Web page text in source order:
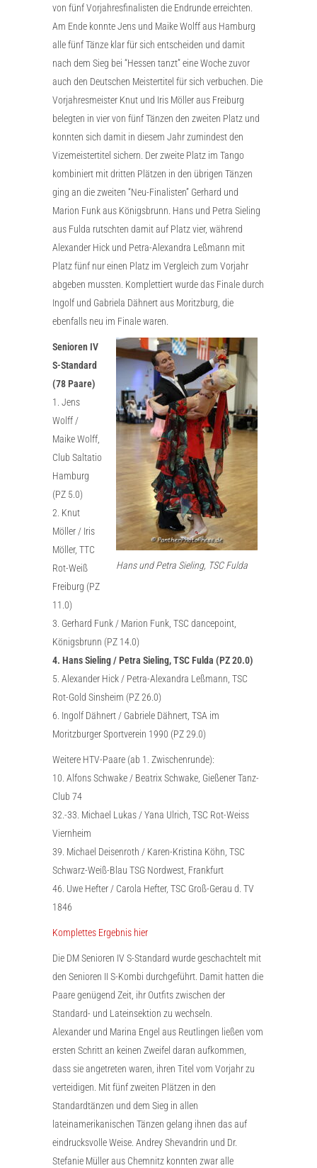
von fünf Vorjahresfinalisten die Endrunde erreichten.
Am Ende konnte Jens und Maike Wolff aus Hamburg
alle fünf Tänze klar für sich entscheiden und damit
nach dem Sieg bei “Hessen tanzt” eine Woche zuvor
auch den Deutschen Meistertitel für sich verbuchen. Die
Vorjahresmeister Knut und Iris Möller aus Freiburg
belegten in vier von fünf Tänzen den zweiten Platz und
konnten sich damit in diesem Jahr zumindest den
Vizemeistertitel sichern. Der zweite Platz im Tango
kombiniert mit dritten Plätzen in den übrigen Tänzen
ging an die zweiten “Neu-Finalisten” Gerhard und
Marion Funk aus Königsbrunn. Hans und Petra Sieling
aus Fulda rutschten damit auf Platz vier, während
Alexander Hick und Petra-Alexandra Leßmann mit
Platz fünf nur einen Platz im Vergleich zum Vorjahr
abgeben mussten. Komplettiert wurde das Finale durch
Ingolf und Gabriela Dähnert aus Moritzburg, die
ebenfalls neu im Finale waren.
Hans und Petra Sieling, TSC Fulda
Senioren IV
S-Standard
(78 Paare)
1. Jens
Wolff /
Maike Wolff,
Club Saltatio
Hamburg
(PZ 5.0)
2. Knut
Möller / Iris
Möller, TTC
Rot-Weiß
Freiburg (PZ
11.0)
3. Gerhard Funk / Marion Funk, TSC dancepoint,
Königsbrunn (PZ 14.0)
4. Hans Sieling / Petra Sieling, TSC Fulda (PZ 20.0)
5. Alexander Hick / Petra-Alexandra Leßmann, TSC
Rot-Gold Sinsheim (PZ 26.0)
6. Ingolf Dähnert / Gabriele Dähnert, TSA im
Moritzburger Sportverein 1990 (PZ 29.0)
Weitere HTV-Paare (ab 1. Zwischenrunde):
10. Alfons Schwake / Beatrix Schwake, Gießener Tanz-
Club 74
32.-33. Michael Lukas / Yana Ulrich, TSC Rot-Weiss
Viernheim
39. Michael Deisenroth / Karen-Kristina Köhn, TSC
Schwarz-Weiß-Blau TSG Nordwest, Frankfurt
46. Uwe Hefter / Carola Hefter, TSC Groß-Gerau d. TV
1846
Komplettes Ergebnis hier
Die DM Senioren IV S-Standard wurde geschachtelt mit
den Senioren II S-Kombi durchgeführt. Damit hatten die
Paare genügend Zeit, ihr Outfits zwischen der
Standard- und Lateinsektion zu wechseln.
Alexander und Marina Engel aus Reutlingen ließen vom
ersten Schritt an keinen Zweifel daran aufkommen,
dass sie angetreten waren, ihren Titel vom Vorjahr zu
verteidigen. Mit fünf zweiten Plätzen in den
Standardtänzen und dem Sieg in allen
lateinamerikanischen Tänzen gelang ihnen das auf
eindrucksvolle Weise. Andrey Shevandrin und Dr.
Stefanie Müller aus Chemnitz konnten zwar alle